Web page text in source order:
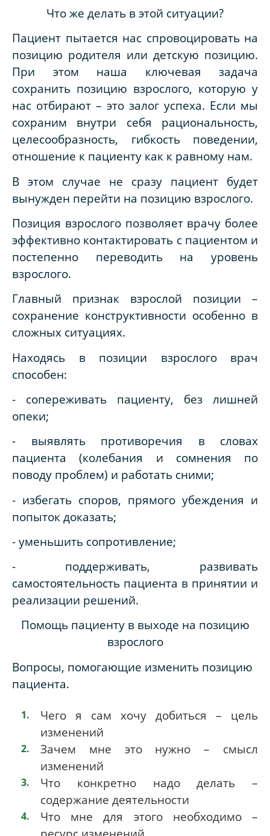
Что же делать в этой ситуации?
Пациент пытается нас спровоцировать на
позицию родителя или детскую позицию.
При этом наша ключевая задача
сохранить позицию взрослого, которую у
нас отбирают – это залог успеха. Если мы
сохраним внутри себя рациональность,
целесообразность, гибкость поведении,
отношение к пациенту как к равному нам.
В этом случае не сразу пациент будет
вынужден перейти на позицию взрослого.
Позиция взрослого позволяет врачу более
эффективно контактировать с пациентом и
постепенно переводить на уровень
взрослого.
Главный признак взрослой позиции –
сохранение конструктивности особенно в
сложных ситуациях.
Находясь в позиции взрослого врач
способен:
- сопереживать пациенту, без лишней
опеки;
- выявлять противоречия в словах
пациента (колебания и сомнения по
поводу проблем) и работать сними;
- избегать споров, прямого убеждения и
попыток доказать;
- уменьшить сопротивление;
- поддерживать, развивать
самостоятельность пациента в принятии и
реализации решений.
Помощь пациенту в выходе на позицию
взрослого
Вопросы, помогающие изменить позицию
пациента.
Чего я сам хочу добиться – цель
изменений
Зачем мне это нужно – смысл
изменений
Что конкретно надо делать –
содержание деятельности
Что мне для этого необходимо –